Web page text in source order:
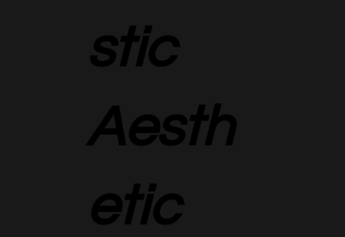
stic
Aesth
etic